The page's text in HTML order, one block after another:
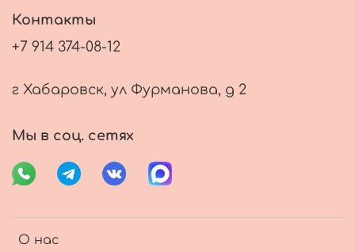
О нас
Контакты
+7 914 374-08-12
г Хабаровск, ул Фурманова, д 2
Мы в соц. сетях